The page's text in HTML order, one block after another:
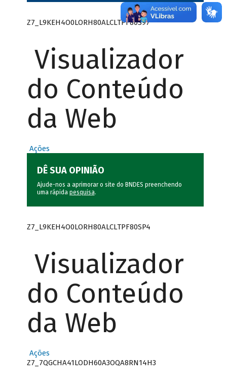
Z7_L9KEH4O0LORH80ALCLTPF80S97
Visualizador
do Conteúdo
da Web
Ações
DÊ SUA OPINIÃO
Ajude-nos a aprimorar o site do BNDES preenchendo
uma rápida pesquisa.
Z7_L9KEH4O0LORH80ALCLTPF80SP4
Visualizador
do Conteúdo
da Web
Ações
Z7_7QGCHA41LODH60A3OQA8RN14H3